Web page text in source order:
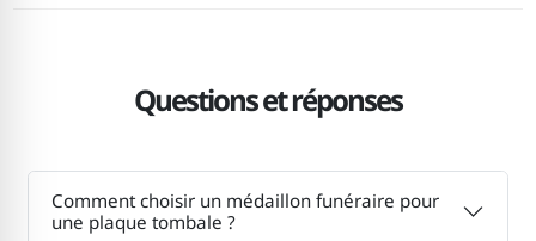
Questions et réponses
Comment choisir un médaillon funéraire pour
une plaque tombale ?